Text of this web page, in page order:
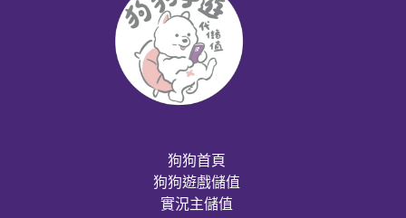
狗狗首頁
狗狗遊戲儲值
實況主儲值